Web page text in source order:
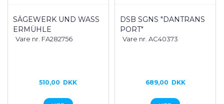
SÄGEWERK UND WASS
ERMÜHLE
Vare nr. FA282756
510,00 DKK
DSB SGNS "DANTRANS
PORT"
Vare nr. AC40373
689,00 DKK